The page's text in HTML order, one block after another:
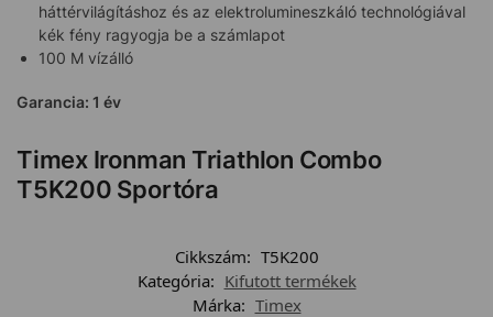
háttérvilágításhoz és az elektrolumineszkáló technológiával
kék fény ragyogja be a számlapot
100 M vízálló
Garancia: 1 év
Timex Ironman Triathlon Combo
T5K200 Sportóra
Cikkszám: T5K200
Kategória: Kifutott termékek
Márka: Timex